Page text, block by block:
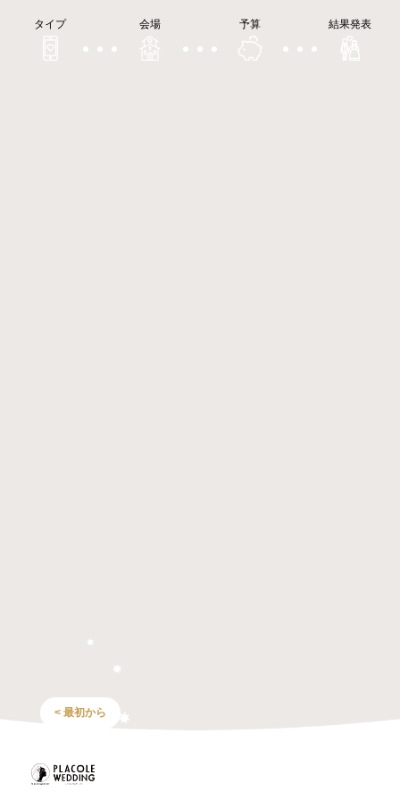
タイプ 会場 予算 結果発表
< 最初から